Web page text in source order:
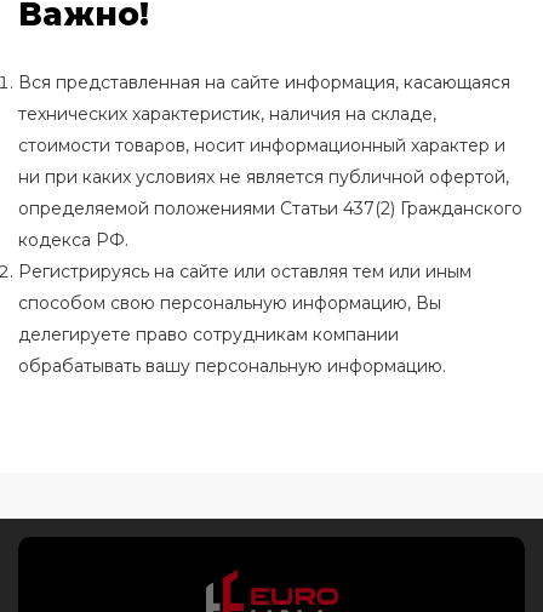
Важно!
Вся представленная на сайте информация, касающаяся
технических характеристик, наличия на складе,
стоимости товаров, носит информационный характер и
ни при каких условиях не является публичной офертой,
определяемой положениями Статьи 437(2) Гражданского
кодекса РФ.
Регистрируясь на сайте или оставляя тем или иным
способом свою персональную информацию, Вы
делегируете право сотрудникам компании
обрабатывать вашу персональную информацию.